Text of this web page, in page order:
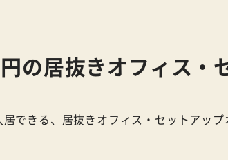
の居抜きオフィス・
できる、居抜きオフィス・セットアップ